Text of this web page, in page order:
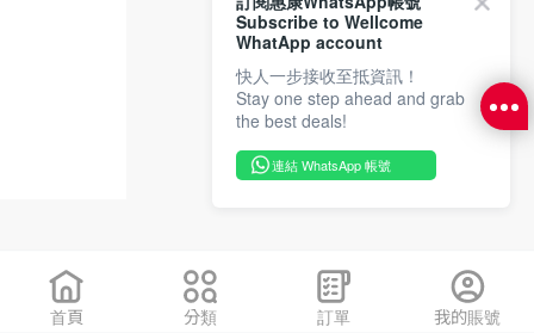
首頁 分類 訂單 我的賬號
Subscribe to Wellcome
WhatApp account
快人一步接收至抵資訊！
Stay one step ahead and grab
the best deals!
連結 WhatsApp 帳號